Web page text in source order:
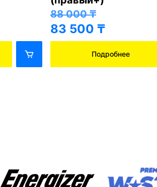
88 000₸
83 500 ₸
Подробнее